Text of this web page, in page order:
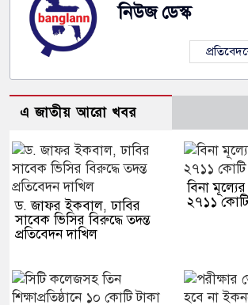
নিউজ ডেস্ক
এ জাতীয় আরো খবর
ড. জাফর ইকবাল, ঢাবির
সাবেক ভিসির বিরুদ্ধে তদন্ত
প্রতিবেদন দাখিল
বিনা
২৭১১